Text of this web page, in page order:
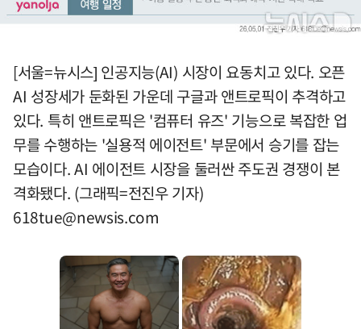
[서울=뉴시스] 인공지능(AI) 시장이 요동치고 있다. 오픈
AI 성장세가 둔화된 가운데 구글과 앤트로픽이 추격하고
있다. 특히 앤트로픽은 '컴퓨터 유즈' 기능으로 복잡한 업
무를 수행하는 '실용적 에이전트' 부문에서 승기를 잡는
모습이다. AI 에이전트 시장을 둘러싼 주도권 경쟁이 본
격화됐다. (그래픽=전진우 기자)
618tue@newsis.com